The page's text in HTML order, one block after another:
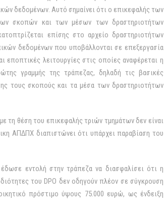
δεδομένων. Αυτό σημαίνει ότι ο επικεφαλής των
σκοπών και των μέσων των δραστηριοτήτων
επίσης στο αρχείο δραστηριοτήτων
δεδομένων που υποβάλλονται σε επεξεργασία
λειτουργίες στις οποίες αναφέρεται η
γραμμής της τράπεζας, δηλαδή τις βασικές
τους σκοπούς και τα μέσα των δραστηριοτήτων
θέση του επικεφαλής τριών τμημάτων δεν είναι
ΑΠΔΠΧ διαπιστώνει ότι υπάρχει παραβίαση του
εντολή στην τράπεζα να διασφαλίσει ότι η
του DPO δεν οδηγούν πλέον σε σύγκρουση
πρόστιμο ύψους 75.000 ευρώ, ως ένδειξη